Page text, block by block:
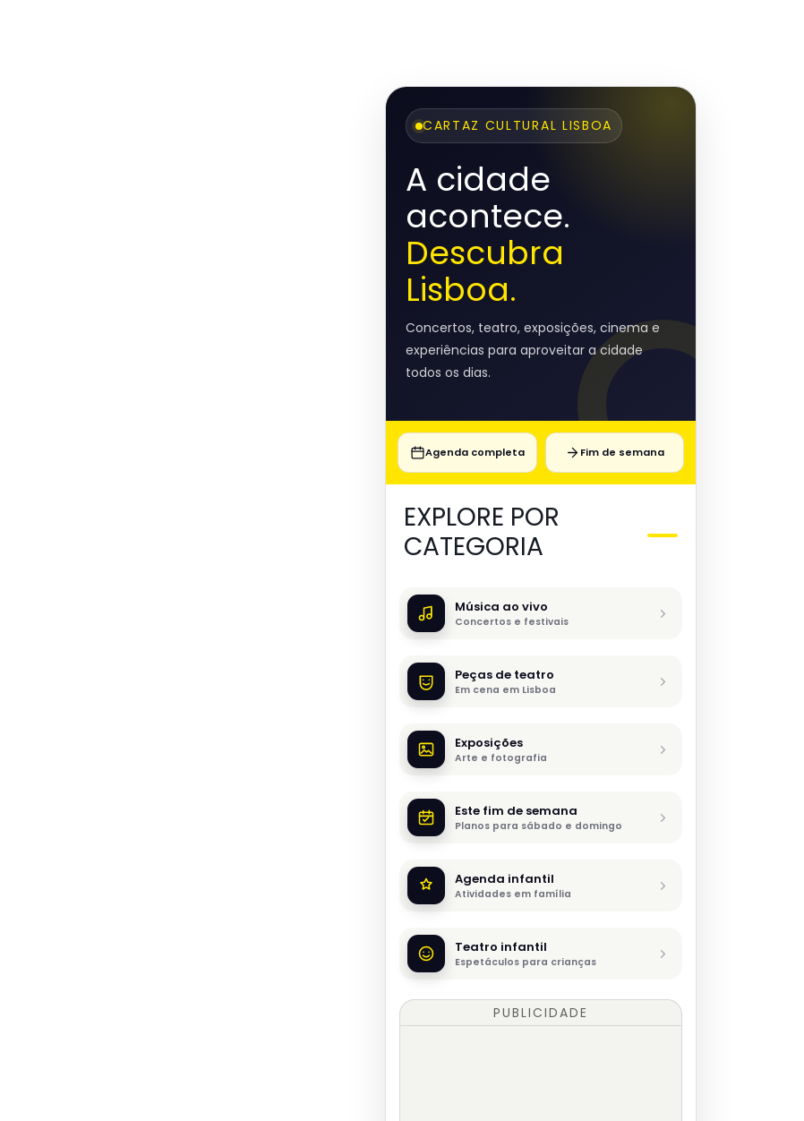
CARTAZ CULTURAL LISBOA
A cidade
acontece.
Descubra
Lisboa.
Concertos, teatro, exposições, cinema e
experiências para aproveitar a cidade
todos os dias.
Agenda completa Fim de semana
EXPLORE POR
CATEGORIA
Música ao vivo
Concertos e festivais
Peças de teatro
Em cena em Lisboa
Exposições
Arte e fotografia
Este fim de semana
Planos para sábado e domingo
Agenda infantil
Atividades em família
Teatro infantil
Espetáculos para crianças
PUBLICIDADE